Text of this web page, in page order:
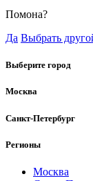
Помона?
Да Выбрать
Выберите город
Москва
Санкт-Петербург
Регионы
Москва